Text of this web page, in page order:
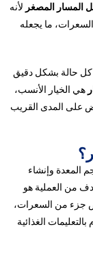
المسار المصغر لأنه
ما يجعله
كل حالة بشكل دقيق
هي الخيار الأنسب،
على المدى القريب
المعدة وإنشاء
من العملية هو
جزء من السعرات،
الغذائية